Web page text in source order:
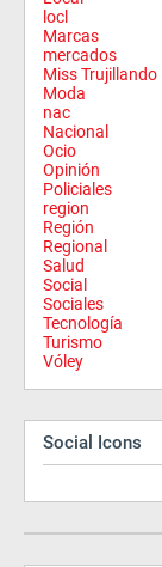
locl
Marcas
mercados
Miss Trujillando
Moda
nac
Nacional
Ocio
Opinión
Policiales
region
Región
Regional
Salud
Social
Sociales
Tecnología
Turismo
Vóley
Social Icons